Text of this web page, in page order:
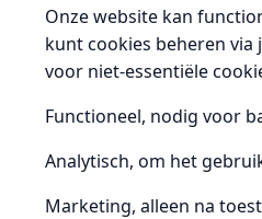
Onze website kan
kunt cookies beheren
voor niet‑essentiële
Functioneel, nodig voor
Analytisch, om het
Marketing, alleen na